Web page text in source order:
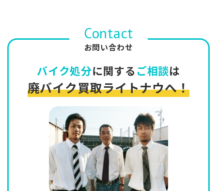
Contact
お問い合わせ
バイク処分に関する ご相談は
廃バイク買取ライトナウへ！